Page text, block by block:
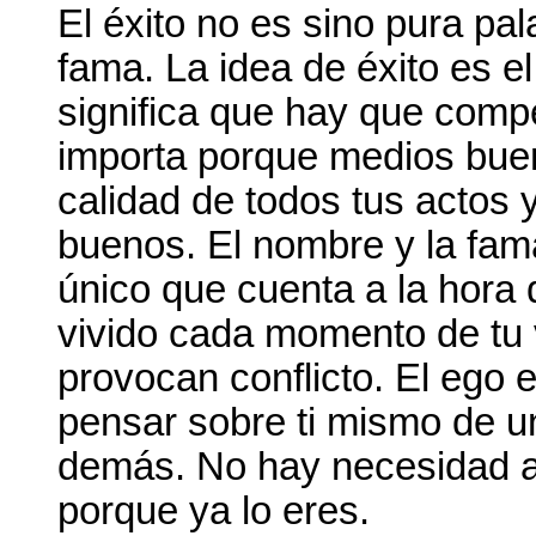
El éxito no es sino pura
fama. La idea de éxito es
significa que hay que
importa porque medios
calidad de todos tus actos
buenos. El nombre y la
único que cuenta a la
vivido cada momento de
provocan conflicto. El ego
pensar sobre ti mismo de
demás. No hay necesidad
porque ya lo eres.